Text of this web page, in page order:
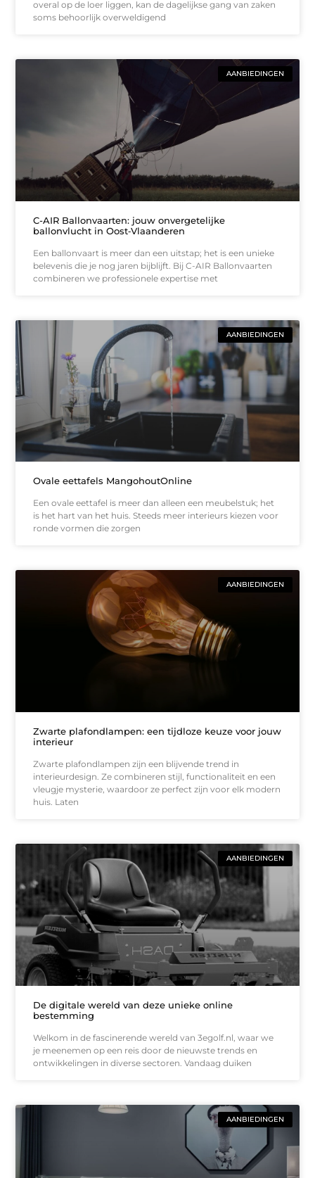
overal op de loer liggen, kan de dagelijkse gang van zaken
soms behoorlijk overweldigend
AANBIEDINGEN
C-AIR Ballonvaarten: jouw onvergetelijke
ballonvlucht in Oost‑Vlaanderen
Een ballonvaart is meer dan een uitstap; het is een unieke
belevenis die je nog jaren bijblijft. Bij C-AIR Ballonvaarten
combineren we professionele expertise met
AANBIEDINGEN
Ovale eettafels MangohoutOnline
Een ovale eettafel is meer dan alleen een meubelstuk; het
is het hart van het huis. Steeds meer interieurs kiezen voor
ronde vormen die zorgen
AANBIEDINGEN
Zwarte plafondlampen: een tijdloze keuze voor jouw
interieur
Zwarte plafondlampen zijn een blijvende trend in
interieurdesign. Ze combineren stijl, functionaliteit en een
vleugje mysterie, waardoor ze perfect zijn voor elk modern
huis. Laten
AANBIEDINGEN
De digitale wereld van deze unieke online
bestemming
Welkom in de fascinerende wereld van 3egolf.nl, waar we
je meenemen op een reis door de nieuwste trends en
ontwikkelingen in diverse sectoren. Vandaag duiken
AANBIEDINGEN